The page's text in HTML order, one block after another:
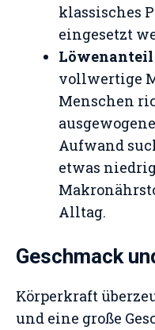
klassisches
eingesetzt
Löwenanteil
vollwertige
Menschen
Aufwand
etwas
Alltag.
Geschmack
Körperkraft
und eine große